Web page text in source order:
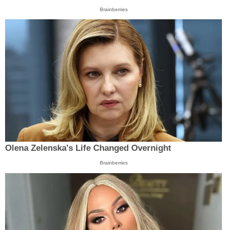
Brainberries
Olena Zelenska's Life Changed Overnight
Brainberries